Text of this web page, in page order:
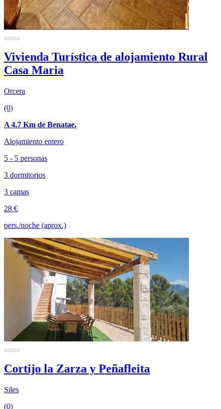
Vivienda Turística de alojamiento Rural
Casa Maria
Orcera
(0)
A 4.7 Km de Benatae.
Alojamiento entero
5 - 5 personas
3 dormitorios
3 camas
28 €
pers./noche (aprox.)
Cortijo la Zarza y Peñafleita
Siles
(0)